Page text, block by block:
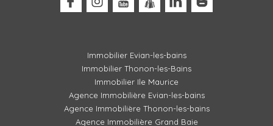
Immobilier Evian-les-bains
Immobilier Thonon-les-Bains
Immobilier Ile Maurice
Agence Immobilière Evian-les-bains
Agence Immobilière Thonon-les-bains
Agence Immobilière Grand Baie